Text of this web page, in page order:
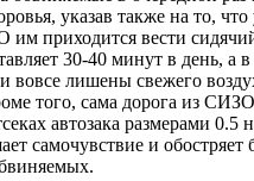
указав также на то,
им приходится вести
30-40 минут в день, а
вовсе лишены свежего
того, сама дорога из
автозака размерами 0.5
самочувствие и обостряет